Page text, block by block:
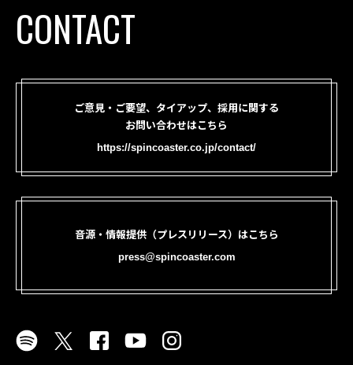
CONTACT
ご意見・ご要望、タイアップ、採用に関する
お問い合わせはこちら
https://spincoaster.co.jp/contact/
音源・情報提供（プレスリリース）はこちら
press@spincoaster.com